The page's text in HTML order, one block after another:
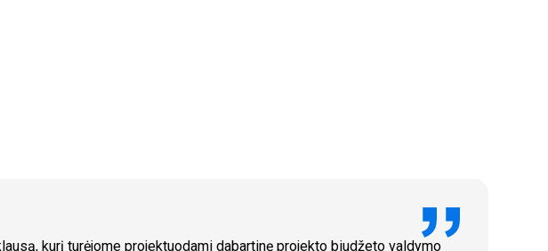
kurį turėjome projektuodami dabartinę projekto biudžeto valdymo